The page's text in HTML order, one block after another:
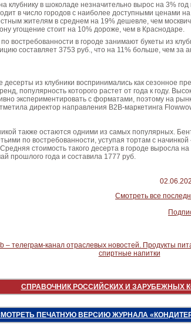
клубнику в шоколаде незначительно вырос на 3% год
в число городов с наиболее доступными ценами
жителям в среднем на 19% дешевле, чем
угощение стоит на 10% дороже, чем в Краснодаре.
востребованности в городе занимают букеты из
составляет 3753 руб., что на 11% больше, чем за
из клубники воспринимались как сезонное
популярность которого растет от года к году.
экспериментировать с форматами, поэтому на
директор направления B2B-маркетинга
также остаются одними из самых популярных.
по востребованности, уступая тортам с начинкой
стоимость такого десерта в городе выросла
прошлого года и составила 1777 руб.
Смотреть все
СПРАВОЧНИК РОССИЙСКИХ И ЗАРУБЕЖНЫХ
ПЕЧАТНУЮ ВЕРСИЮ ЖУРНАЛА